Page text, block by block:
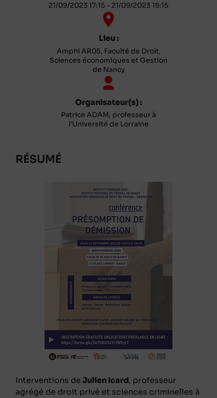
21/09/2023 17:15 - 21/09/2023 19:15
Lieu :
Amphi AR05, Faculté de Droit,
Sciences économiques et Gestion
de Nancy
Organisateur(s) :
Patrice ADAM, professeur à
l’Université de Lorraine
RÉSUMÉ
Interventions deJulien Icard, professeur
agrégé de droit privé et sciences criminelles à